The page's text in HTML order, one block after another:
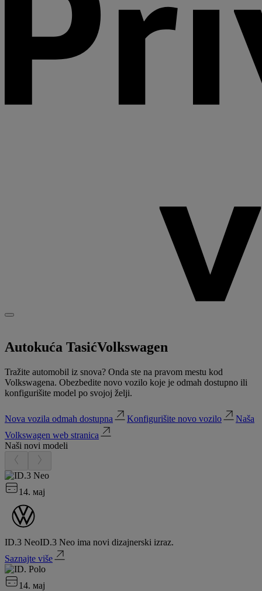
Autokuća TasićVolkswagen
Tražite automobil iz snova? Onda ste na pravom mestu kod
Volkswagena. Obezbedite novo vozilo koje je odmah dostupno ili
konfigurišite model po svojoj želji.
Nova vozila odmah dostupna Konfigurišite novo vozilo
Naša
Volkswagen web stranica
Naši novi modeli
14. мај
ID.3 NeoID.3 Neo ima novi dizajnerski izraz.
Saznajte više
14. мај